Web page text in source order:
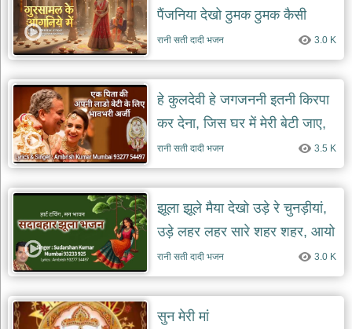
भजन
hanuman
bhajans
भजन
sai
bhajans
जैन
भजन
jain
भजन
bhajans
गणेश
भजन
ganesh
bhajans
पैंजनिया देखो ठुमक ठुमक कैसी
लटक मटक चालै नारायणी
रानी सती दादी भजन 3.0 K
हे कुलदेवी हे जगजननी इतनी किरपा
कर देना, जिस घर में मेरी बेटी जाए,
वो घर खुशियों से भर देना
रानी सती दादी भजन 3.5 K
झूला झूले मैया देखो उड़े रे चुनड़ीयां,
उड़े लहर लहर सारे शहर शहर, आयो
सावनियो
रानी सती दादी भजन 3.0 K
सुन मेरी मां